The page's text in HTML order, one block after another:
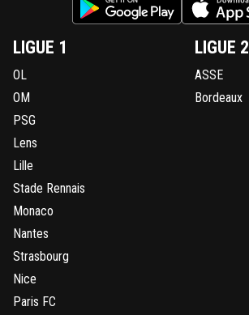
LIGUE 1
OL
OM
PSG
Lens
Lille
Stade Rennais
Monaco
Nantes
Strasbourg
Nice
Paris FC
LIGUE 2
ASSE
Bordeaux